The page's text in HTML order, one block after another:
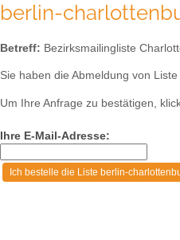
berlin-
Betreff: Bezirksmailingliste
Sie haben die Abmeldung von
Um Ihre Anfrage zu bestätigen,
Ihre E-Mail-Adresse: